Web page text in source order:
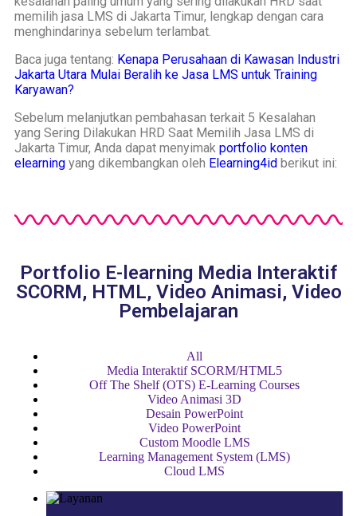
memilih jasa LMS di Jakarta Timur, lengkap dengan cara
menghindarinya sebelum terlambat.
Baca juga tentang: Kenapa Perusahaan di Kawasan Industri
Jakarta Utara Mulai Beralih ke Jasa LMS untuk Training
Karyawan?
Sebelum melanjutkan pembahasan terkait 5 Kesalahan
yang Sering Dilakukan HRD Saat Memilih Jasa LMS di
Jakarta Timur, Anda dapat menyimak portfolio konten
elearning yang dikembangkan oleh Elearning4id berikut ini:
Portfolio E-learning Media Interaktif
SCORM, HTML, Video Animasi, Video
Pembelajaran
All
Media Interaktif SCORM/HTML5
Off The Shelf (OTS) E-Learning Courses
Video Animasi 3D
Desain PowerPoint
Video PowerPoint
Custom Moodle LMS
Learning Management System (LMS)
Cloud LMS